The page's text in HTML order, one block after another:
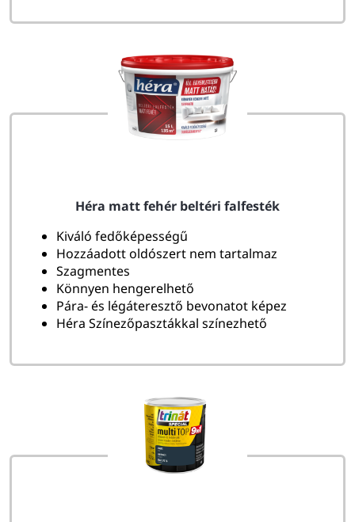
Héra matt fehér beltéri falfesték
Kiváló fedőképességű
Hozzáadott oldószert nem tartalmaz
Szagmentes
Könnyen hengerelhető
Pára- és légáteresztő bevonatot képez
Héra Színezőpasztákkal színezhető